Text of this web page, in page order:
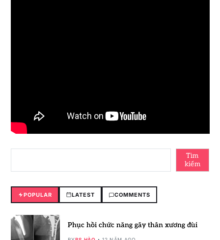
Tìm
kiếm
POPULAR LATEST COMMENTS
Phục hồi chức năng gãy thân xương đùi